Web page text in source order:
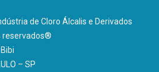
de Cloro Álcalis e Derivados
reservados®
– SP